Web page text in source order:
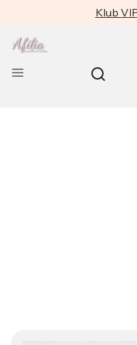
Klub
Menu Otwórz
Szukaj